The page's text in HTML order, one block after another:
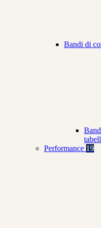
Bandi di
Performance 19